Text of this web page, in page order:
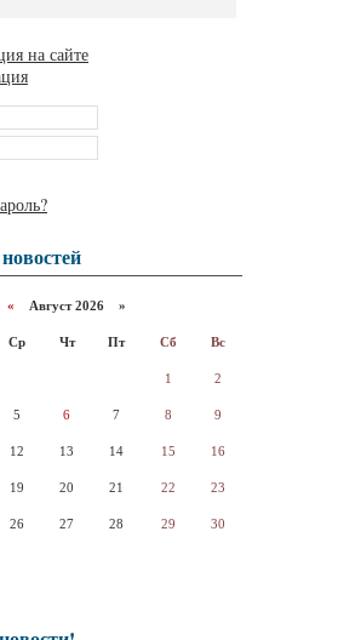
на сайте
« Август 2026 »
Ср Чт Пт Сб Вс
1 2
5 6 7 8 9
12 13 14 15 16
19 20 21 22 23
26 27 28 29 30